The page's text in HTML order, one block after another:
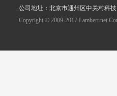
公司地址：北京市通州区中关村科
Copyright © 2009-2017 Lambert.net